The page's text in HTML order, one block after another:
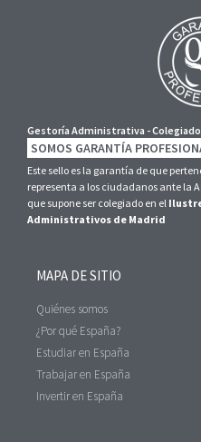
Gestoría Administrativa - Colegiado
SOMOS GARANTÍA
Este sello es la garantía de que
representa a los ciudadanos ante la
que supone ser colegiado en el
Administrativos de Madrid
MAPA DE SITIO
Quiénes somos
¿Por qué España?
Estudiar en España
Trabajar en España
Invertir en España